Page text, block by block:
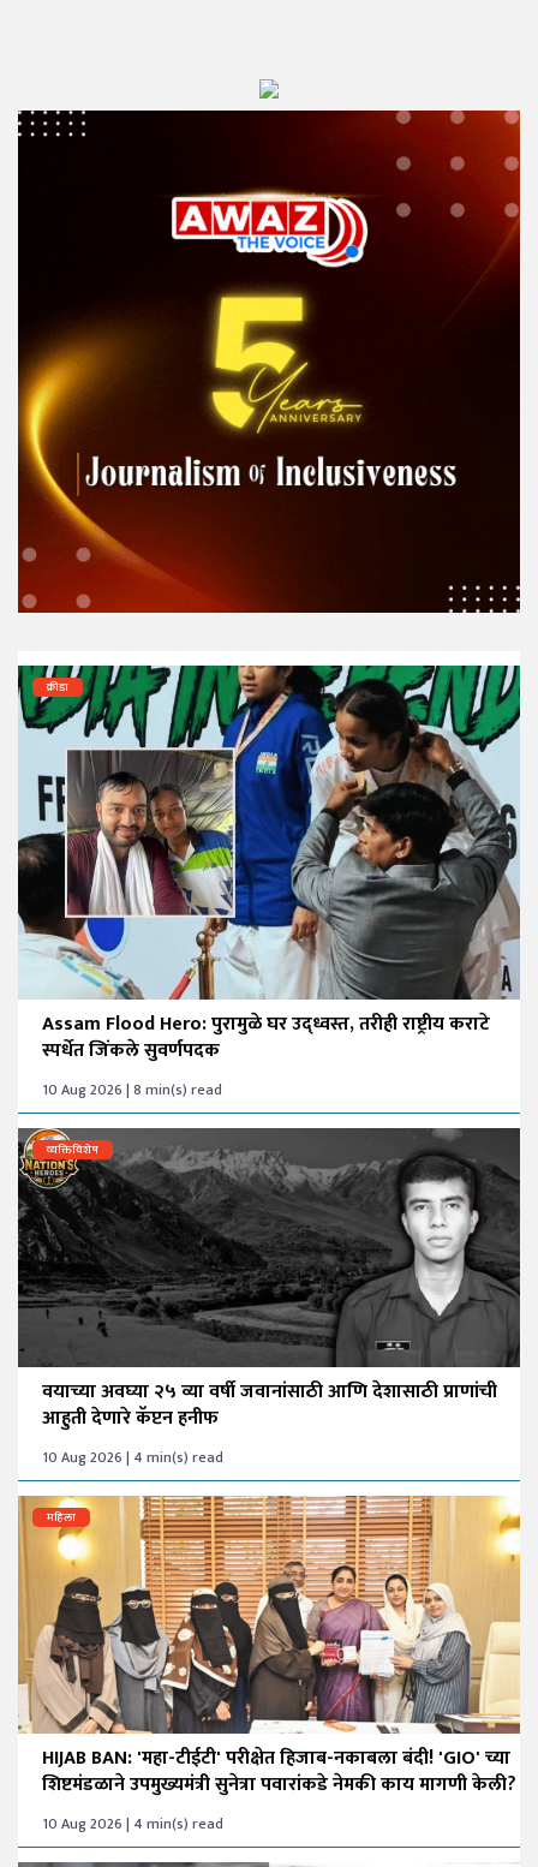
क्रीडा
Assam Flood Hero: पुरामुळे घर उद्ध्वस्त, तरीही राष्ट्रीय कराटे
स्पर्धेत जिंकले सुवर्णपदक
10 Aug 2026 | 8 min(s) read
व्यक्तिविशेष
वयाच्या अवघ्या २५ व्या वर्षी जवानांसाठी आणि देशासाठी प्राणांची
आहुती देणारे कॅप्टन हनीफ
10 Aug 2026 | 4 min(s) read
महिला
HIJAB BAN: 'महा-टीईटी' परीक्षेत हिजाब-नकाबला बंदी! 'GIO' च्या
शिष्टमंडळाने उपमुख्यमंत्री सुनेत्रा पवारांकडे नेमकी काय मागणी केली?
10 Aug 2026 | 4 min(s) read